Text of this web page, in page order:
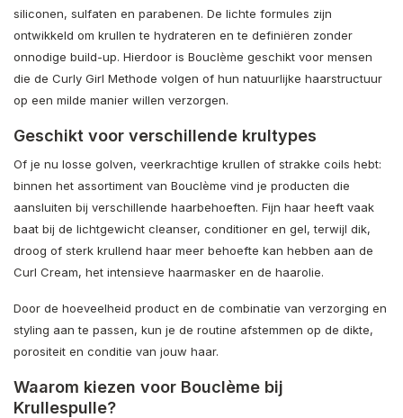
siliconen, sulfaten en parabenen. De lichte formules zijn
ontwikkeld om krullen te hydrateren en te definiëren zonder
onnodige build-up. Hierdoor is Bouclème geschikt voor mensen
die de Curly Girl Methode volgen of hun natuurlijke haarstructuur
op een milde manier willen verzorgen.
Geschikt voor verschillende krultypes
Of je nu losse golven, veerkrachtige krullen of strakke coils hebt:
binnen het assortiment van Bouclème vind je producten die
aansluiten bij verschillende haarbehoeften. Fijn haar heeft vaak
baat bij de lichtgewicht cleanser, conditioner en gel, terwijl dik,
droog of sterk krullend haar meer behoefte kan hebben aan de
Curl Cream, het intensieve haarmasker en de haarolie.
Door de hoeveelheid product en de combinatie van verzorging en
styling aan te passen, kun je de routine afstemmen op de dikte,
porositeit en conditie van jouw haar.
Waarom kiezen voor Bouclème bij
Krullespulle?